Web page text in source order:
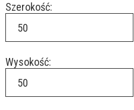
Szerokość:
Wysokość: